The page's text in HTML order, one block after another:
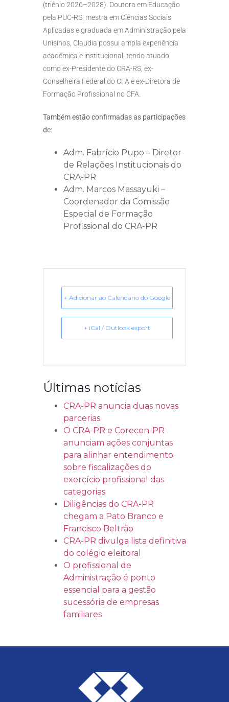
(triênio 2026–2028). Doutora em Educação
pela PUC-RS, mestra em Ciências Sociais
Aplicadas e graduada em Administração pela
Unisinos, Claudia possui ampla experiência
acadêmica e institucional, tendo atuado
como ex-Presidente do CRA-RS, ex-
Conselheira Federal do CFA e ex-Diretora de
Formação Profissional no CFA.
Também estão confirmadas as participações
de:
Adm. Fabrício Pupo – Diretor
de Relações Institucionais do
CRA-PR
Adm. Marcos Massayuki –
Coordenador da Comissão
Especial de Formação
Profissional do CRA-PR
+ Adicionar ao Calendário do Google
+ iCal / Outlook export
Últimas notícias
CRA-PR anuncia duas novas
parcerias
O CRA-PR e Corecon-PR
anunciam ações conjuntas
para alinhar entendimento
sobre fiscalizações do
exercício profissional das
categorias
Diligências do CRA-PR
chegam a Pato Branco e
Francisco Beltrão
CRA-PR divulga lista definitiva
do colégio eleitoral
O profissional de
Administração é ponto
essencial para a gestão
sucessória de empresas
familiares